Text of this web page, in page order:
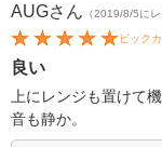
AUGさん （2019/8/5にレ
ビック
良い
上にレンジも置けて機
音も静か。